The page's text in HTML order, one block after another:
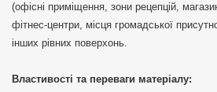
(офісні приміщення, зони рецепцій,
фітнес-центри, місця громадської
інших рівних поверхонь.
Властивості та переваги матеріалу: